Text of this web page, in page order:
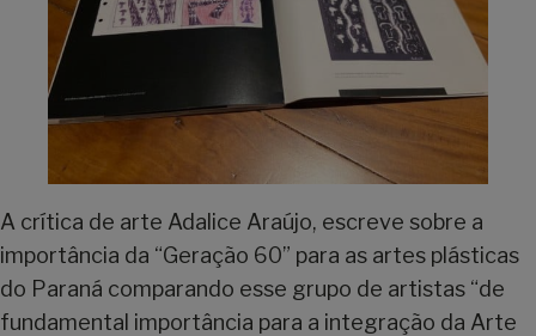
A crítica de arte Adalice Araújo, escreve sobre a
importância da “Geração 60” para as artes plásticas
do Paraná comparando esse grupo de artistas “de
fundamental importância para a integração da Arte